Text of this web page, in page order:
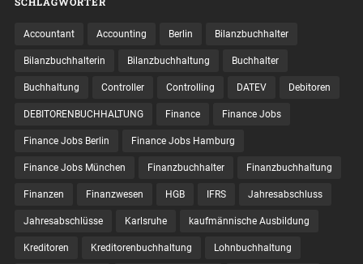
Accountant Accounting Berlin Bilanzbuchhalter
Bilanzbuchhalterin Bilanzbuchhaltung Buchhalter
Buchhaltung Controller Controlling DATEV Debitoren
DEBITORENBUCHHALTUNG Finance Finance Jobs
Finance Jobs Berlin Finance Jobs Hamburg
Finance Jobs München Finanzbuchhalter Finanzbuchhaltung
Finanzen Finanzwesen HGB IFRS Jahresabschluss
Jahresabschlüsse Karlsruhe kaufmännische Ausbildung
Kreditoren Kreditorenbuchhaltung Lohnbuchhaltung